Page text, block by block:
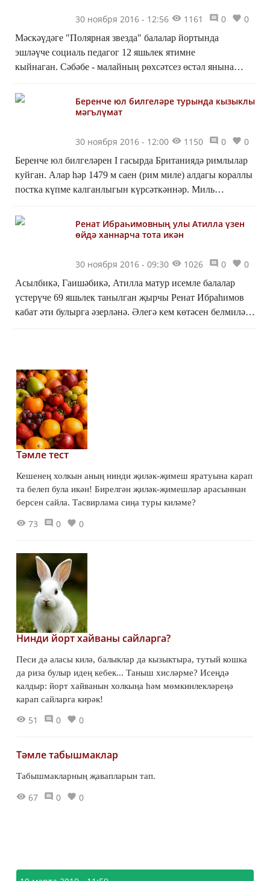
30 ноября 2016 - 12:56 1161 0 0
Мәскәүдәге "Полярная звезда" балалар йортында
эшләүче социаль педагог 12 яшьлек ятимне
кыйнаган. Сәбәбе - малайның рөхсәтсез өстәл янына
китергән, дип я...Беренче юл билгеләре турында кызыклы
мәгълүмат
30 ноября 2016 - 12:00 1150 0 0
Беренче юл билгеләрен I гасырда Британиядә римлылар
куйган. Алар һәр 1479 м саен (рим миле) алдагы кораллы
постка күпме калганлыгын күрсәткәннәр. Миль
Ренат Ибраһимовның улы Атилла үзен
өйдә ханнарча тота икән
30 ноября 2016 - 09:30 1026 0 0
Асылбикә, Гаишәбикә, Атилла матур исемле балалар
үстерүче 69 яшьлек танылган җырчы Ренат Ибраһимов
кабат әти булырга әзерләнә. Әлегә кем көтәсен белмиләр
Тәмле тест
Кешенең холкын аның нинди җиләк-җимеш яратуына карап
та белеп була икән! Бирелгән җиләк-җимешләр арасыннан
берсен сайла. Тасвирлама сиңа туры киләме?
73 0 0
Нинди йорт хайваны сайларга?
Песи дә аласы килә, балыклар да кызыктыра, тутый кошка
да риза булыр идең кебек... Таныш хисләрме? Исеңдә
калдыр: йорт хайванын холкыңа һәм мөмкинлекләреңә
карап сайларга кирәк!
51 0 0
Тәмле табышмаклар
Табышмакларның җавапларын тап.
67 0 0